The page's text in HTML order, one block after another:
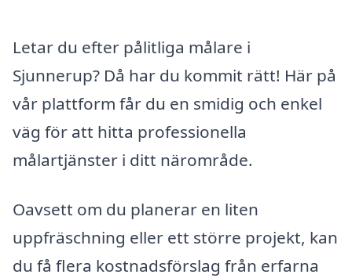
Letar du efter pålitliga målare i
Sjunnerup? Då har du kommit rätt! Här på
vår plattform får du en smidig och enkel
väg för att hitta professionella
målartjänster i ditt närområde.
Oavsett om du planerar en liten
uppfräschning eller ett större projekt, kan
du få flera kostnadsförslag från erfarna